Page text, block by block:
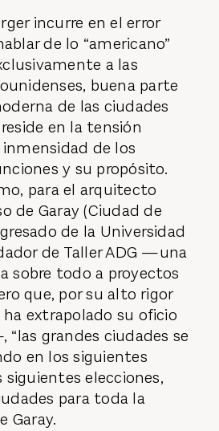
incurre en el error
de lo “americano”
a las
buena parte
de las ciudades
en la tensión
de los
y su propósito.
para el arquitecto
de Garay (Ciudad de
de la Universidad
de Taller ADG —una
sobre todo a proyectos
que, por su alto rigor
extra­polado su oficio
grandes ciudades se
en los siguientes
siguientes elecciones,
para toda la
Garay.